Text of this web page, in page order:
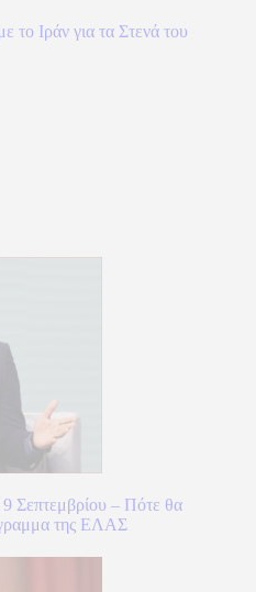
το Ιράν για τα Στενά του
Σεπτεμβρίου – Πότε θα
της ΕΛΑΣ